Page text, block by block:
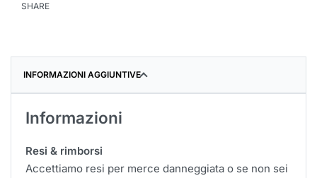
SHARE
INFORMAZIONI AGGIUNTIVE
Informazioni
Resi & rimborsi
Accettiamo resi per merce danneggiata o se non sei